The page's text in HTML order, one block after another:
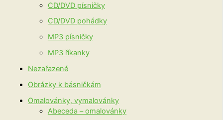
CD/DVD písničky
CD/DVD pohádky
MP3 písničky
MP3 říkanky
Nezařazené
Obrázky k básničkám
Omalovánky, vymalovánky
Abeceda – omalovánky